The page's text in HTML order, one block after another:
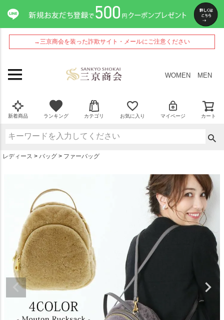
→三京商会を装った詐欺サイト・メールにご注意ください
WOMEN MEN
新着商品 ランキング カテゴリ お気に入り マイページ カート
レディース バッグ ファーバッグ
ペー
ジト
ップ
へ